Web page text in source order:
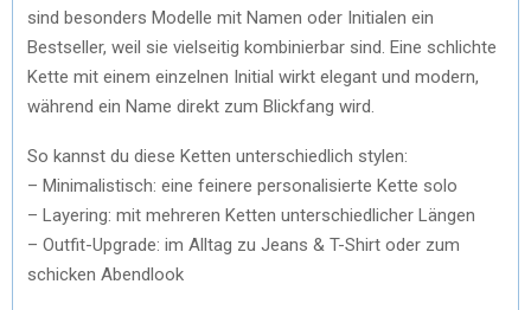
sind besonders Modelle mit Namen oder Initialen ein
Bestseller, weil sie vielseitig kombinierbar sind. Eine schlichte
Kette mit einem einzelnen Initial wirkt elegant und modern,
während ein Name direkt zum Blickfang wird.
So kannst du diese Ketten unterschiedlich stylen:
– Minimalistisch: eine feinere personalisierte Kette solo
– Layering: mit mehreren Ketten unterschiedlicher Längen
– Outfit-Upgrade: im Alltag zu Jeans & T-Shirt oder zum
schicken Abendlook